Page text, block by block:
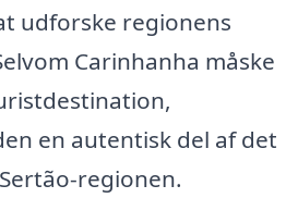
udforske regionens
Carinhanha måske
en autentisk del af det
regionen.